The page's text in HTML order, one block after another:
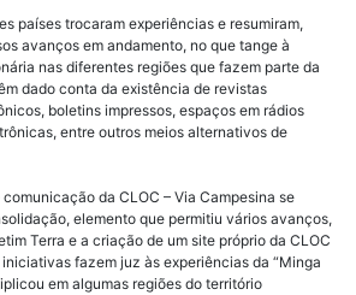
países trocaram experiências e resumiram,
avanços em andamento, no que tange à
nas diferentes regiões que fazem parte da
dado conta da existência de revistas
boletins impressos, espaços em rádios
entre outros meios alternativos de
da CLOC – Via Campesina se
elemento que permitiu vários avanços,
Terra e a criação de um site próprio da CLOC
fazem juz às experiências da “Minga
em algumas regiões do território